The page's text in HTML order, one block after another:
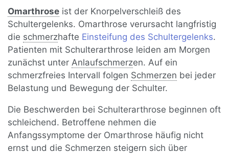
Omarthrose ist der Knorpelverschleiß des
Schultergelenks. Omarthrose verursacht langfristig
die schmerzhafte Einsteifung des Schultergelenks.
Patienten mit Schulterarthrose leiden am Morgen
zunächst unterAnlaufschmerzen. Auf ein
schmerzfreies Intervall folgen Schmerzen bei jeder
Belastung und Bewegung der Schulter.
Die Beschwerden bei Schulterarthrose beginnen oft
schleichend. Betroffene nehmen die
Anfangssymptome der Omarthrose häufig nicht
ernst und die Schmerzen steigern sich über